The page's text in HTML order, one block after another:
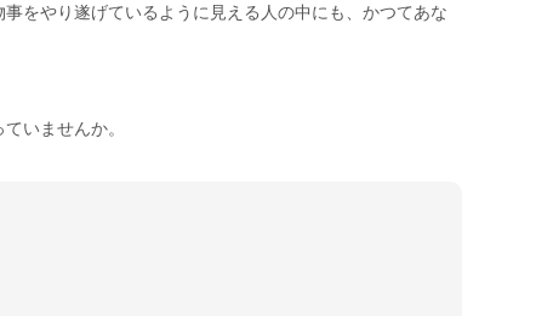
をやり遂げているように見える人の中にも、かつてあな
いませんか。